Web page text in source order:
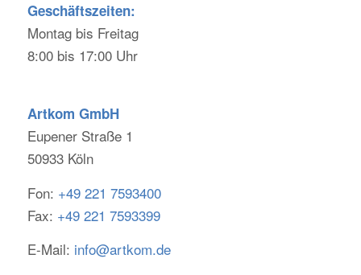
Geschäftszeiten:
Montag bis Freitag
8:00 bis 17:00 Uhr
Artkom GmbH
Eupener Straße 1
50933 Köln
Fon: +49 221 7593400
Fax: +49 221 7593399
E-Mail: info@artkom.de